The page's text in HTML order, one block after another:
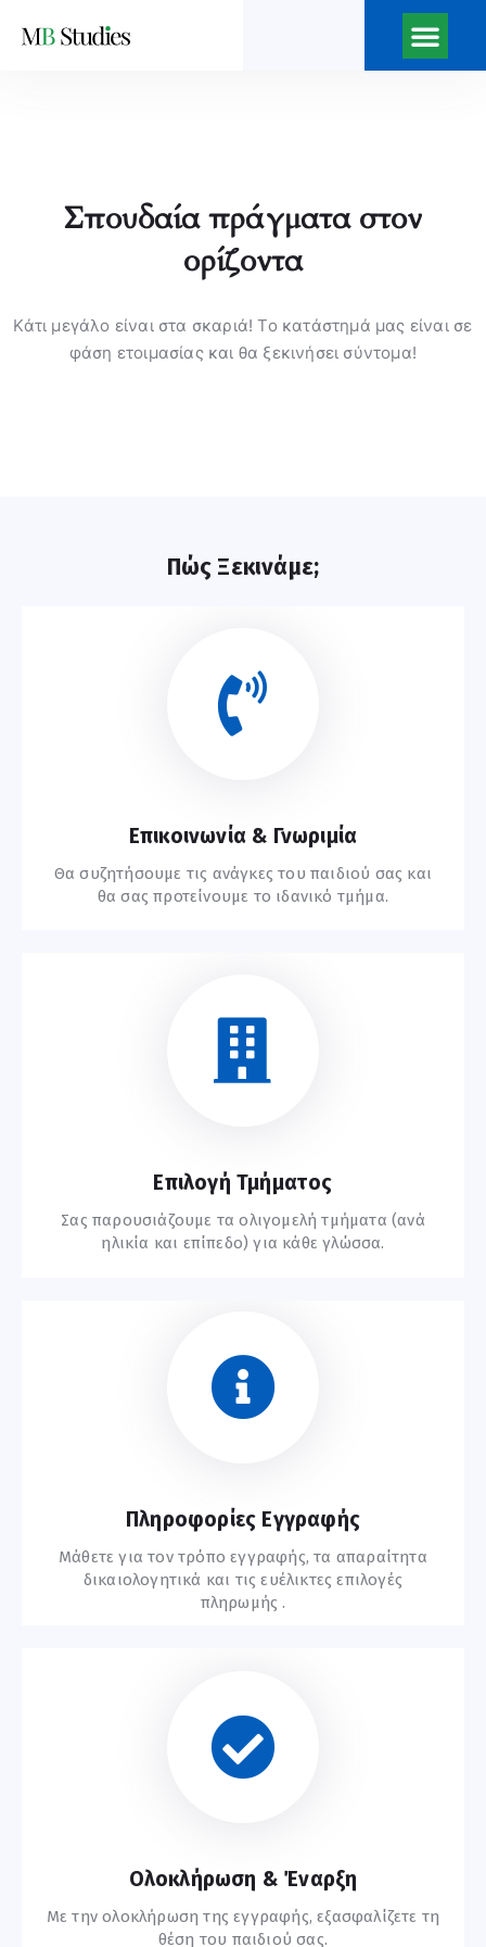
Σπουδαία πράγματα στον
ορίζοντα
Κάτι μεγάλο είναι στα σκαριά! Το κατάστημά μας είναι σε
φάση ετοιμασίας και θα ξεκινήσει σύντομα!
Πώς Ξεκινάμε;
Επικοινωνία & Γνωριμία
Θα συζητήσουμε τις ανάγκες του παιδιού σας και
θα σας προτείνουμε το ιδανικό τμήμα.
Επιλογή Τμήματος
Σας παρουσιάζουμε τα ολιγομελή τμήματα (ανά
ηλικία και επίπεδο) για κάθε γλώσσα.
Πληροφορίες Εγγραφής
Μάθετε για τον τρόπο εγγραφής, τα απαραίτητα
δικαιολογητικά και τις ευέλικτες επιλογές
πληρωμής .
Ολοκλήρωση & Έναρξη
Με την ολοκλήρωση της εγγραφής, εξασφαλίζετε τη
θέση του παιδιού σας.